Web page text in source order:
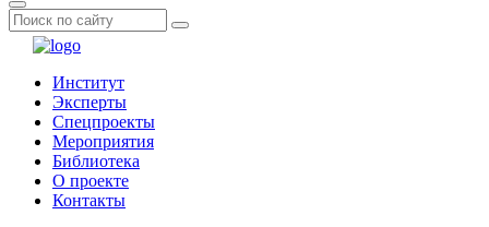
Институт
Эксперты
Спецпроекты
Мероприятия
Библиотека
О проекте
Контакты